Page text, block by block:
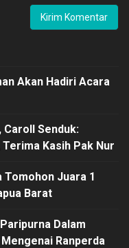
Akan Hadiri Acara
Senduk:
Kasih Pak Nur
Tomohon Juara 1
Barat
Dalam
Ranperda